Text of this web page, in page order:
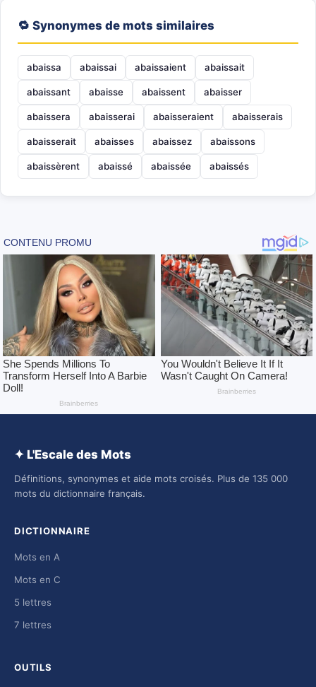
🔁 Synonymes de mots similaires
abaissa abaissai abaissaient abaissait
abaissant abaisse abaissent abaisser
abaissera abaisserai abaisseraient abaisserais
abaisserait abaisses abaissez abaissons
abaissèrent abaissé abaissée abaissés
✦ L'Escale des Mots
Définitions, synonymes et aide mots croisés. Plus de 135 000
mots du dictionnaire français.
DICTIONNAIRE
Mots en A
Mots en C
5 lettres
7 lettres
OUTILS